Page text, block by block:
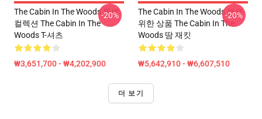
The Cabin In The Woods 특별
컬렉션 The Cabin In The
Woods T-셔츠
₩3,651,700 - ₩4,202,900
-20%
The Cabin In The Woods 팬을
위한 상품 The Cabin In The
Woods 땀 재킷
₩5,642,910 - ₩6,607,510
-20%
더 보기